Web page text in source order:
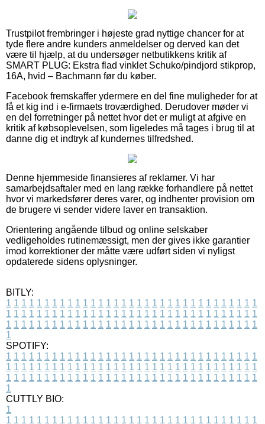
Trustpilot frembringer i højeste grad nyttige chancer for at
tyde flere andre kunders anmeldelser og derved kan det
være til hjælp, at du undersøger netbutikkens kritik af
SMART PLUG: Ekstra flad vinklet Schuko/pindjord stikprop,
16A, hvid – Bachmann før du køber.
Facebook fremskaffer ydermere en del fine muligheder for at
få et kig ind i e-firmaets troværdighed. Derudover møder vi
en del forretninger på nettet hvor det er muligt at afgive en
kritik af købsoplevelsen, som ligeledes må tages i brug til at
danne dig et indtryk af kundernes tilfredshed.
Denne hjemmeside finansieres af reklamer. Vi har
samarbejdsaftaler med en lang række forhandlere på nettet
hvor vi markedsfører deres varer, og indhenter provision om
de brugere vi sender videre laver en transaktion.
Orientering angående tilbud og online selskaber
vedligeholdes rutinemæssigt, men der gives ikke garantier
imod korrektioner der måtte være udført siden vi nyligst
opdaterede sidens oplysninger.
BITLY:
1 1 1 1 1 1 1 1 1 1 1 1 1 1 1 1 1 1 1 1 1 1 1 1 1 1 1 1 1 1 1 1 1
1 1 1 1 1 1 1 1 1 1 1 1 1 1 1 1 1 1 1 1 1 1 1 1 1 1 1 1 1 1 1 1 1
1 1 1 1 1 1 1 1 1 1 1 1 1 1 1 1 1 1 1 1 1 1 1 1 1 1 1 1 1 1 1 1 1
1
SPOTIFY:
1 1 1 1 1 1 1 1 1 1 1 1 1 1 1 1 1 1 1 1 1 1 1 1 1 1 1 1 1 1 1 1 1
1 1 1 1 1 1 1 1 1 1 1 1 1 1 1 1 1 1 1 1 1 1 1 1 1 1 1 1 1 1 1 1 1
1 1 1 1 1 1 1 1 1 1 1 1 1 1 1 1 1 1 1 1 1 1 1 1 1 1 1 1 1 1 1 1 1
1
CUTTLY BIO:
1
1 1 1 1 1 1 1 1 1 1 1 1 1 1 1 1 1 1 1 1 1 1 1 1 1 1 1 1 1 1 1 1 1